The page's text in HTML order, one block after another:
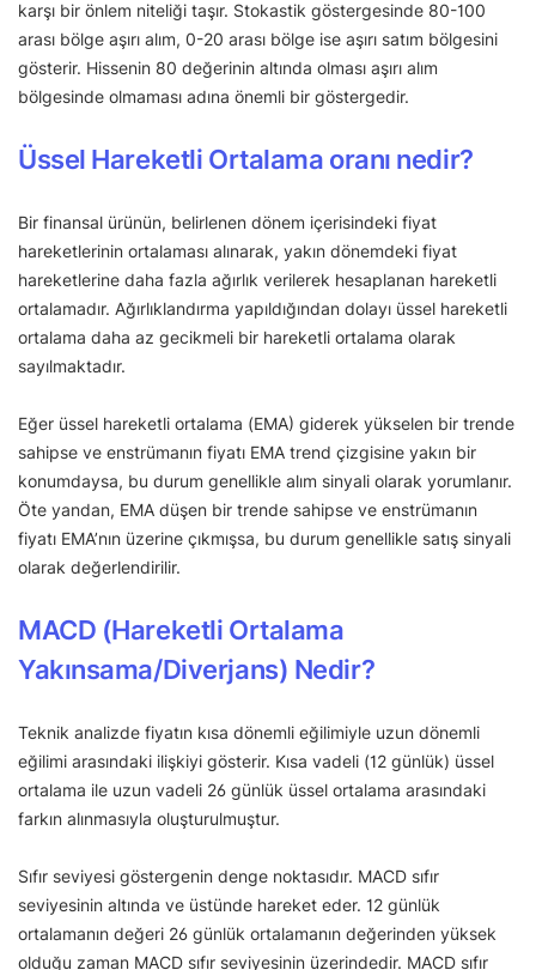
karşı bir önlem niteliği taşır. Stokastik göstergesinde 80-100
arası bölge aşırı alım, 0-20 arası bölge ise aşırı satım bölgesini
gösterir. Hissenin 80 değerinin altında olması aşırı alım
bölgesinde olmaması adına önemli bir göstergedir.
Üssel Hareketli Ortalama oranı nedir?
Bir finansal ürünün, belirlenen dönem içerisindeki fiyat
hareketlerinin ortalaması alınarak, yakın dönemdeki fiyat
hareketlerine daha fazla ağırlık verilerek hesaplanan hareketli
ortalamadır. Ağırlıklandırma yapıldığından dolayı üssel hareketli
ortalama daha az gecikmeli bir hareketli ortalama olarak
sayılmaktadır.
Eğer üssel hareketli ortalama (EMA) giderek yükselen bir trende
sahipse ve enstrümanın fiyatı EMA trend çizgisine yakın bir
konumdaysa, bu durum genellikle alım sinyali olarak yorumlanır.
Öte yandan, EMA düşen bir trende sahipse ve enstrümanın
fiyatı EMA’nın üzerine çıkmışsa, bu durum genellikle satış sinyali
olarak değerlendirilir.
MACD (Hareketli Ortalama
Yakınsama/Diverjans) Nedir?
Teknik analizde fiyatın kısa dönemli eğilimiyle uzun dönemli
eğilimi arasındaki ilişkiyi gösterir. Kısa vadeli (12 günlük) üssel
ortalama ile uzun vadeli 26 günlük üssel ortalama arasındaki
farkın alınmasıyla oluşturulmuştur.
Sıfır seviyesi göstergenin denge noktasıdır. MACD sıfır
seviyesinin altında ve üstünde hareket eder. 12 günlük
ortalamanın değeri 26 günlük ortalamanın değerinden yüksek
olduğu zaman MACD sıfır seviyesinin üzerindedir. MACD sıfır